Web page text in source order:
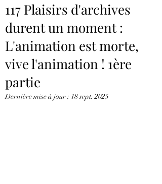
117 Plaisirs d'archives
durent un moment :
L'animation est morte,
vive l'animation ! 1ère
partie
Dernière mise à jour : 18 sept. 2025